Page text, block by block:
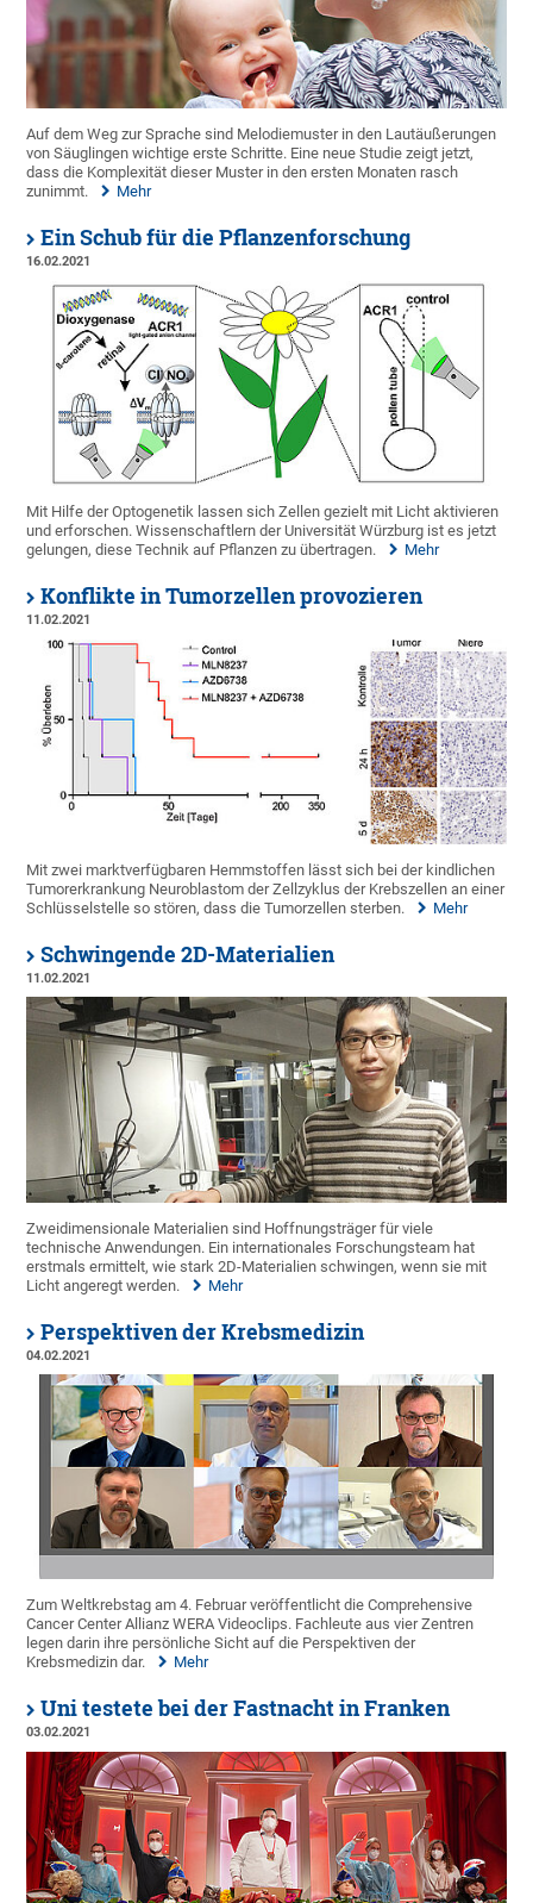
Auf dem Weg zur Sprache sind Melodiemuster in den Lautäußerungen
von Säuglingen wichtige erste Schritte. Eine neue Studie zeigt jetzt,
dass die Komplexität dieser Muster in den ersten Monaten rasch
zunimmt.
Mehr
Ein Schub für die Pflanzenforschung
16.02.2021
Mit Hilfe der Optogenetik lassen sich Zellen gezielt mit Licht aktivieren
und erforschen. Wissenschaftlern der Universität Würzburg ist es jetzt
gelungen, diese Technik auf Pflanzen zu übertragen.
Mehr
Konflikte in Tumorzellen provozieren
11.02.2021
Mit zwei marktverfügbaren Hemmstoffen lässt sich bei der kindlichen
Tumorerkrankung Neuroblastom der Zellzyklus der Krebszellen an einer
Schlüsselstelle so stören, dass die Tumorzellen sterben.
Mehr
Schwingende 2D-Materialien
11.02.2021
Zweidimensionale Materialien sind Hoffnungsträger für viele
technische Anwendungen. Ein internationales Forschungsteam hat
erstmals ermittelt, wie stark 2D-Materialien schwingen, wenn sie mit
Licht angeregt werden.
Mehr
Perspektiven der Krebsmedizin
04.02.2021
Zum Weltkrebstag am 4. Februar veröffentlicht die Comprehensive
Cancer Center Allianz WERA Videoclips. Fachleute aus vier Zentren
legen darin ihre persönliche Sicht auf die Perspektiven der
Krebsmedizin dar.
Mehr
Uni testete bei der Fastnacht in Franken
03.02.2021